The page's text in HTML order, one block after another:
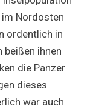
Nordosten
ordentlich in
beißen ihnen
die Panzer
dieses
war auch